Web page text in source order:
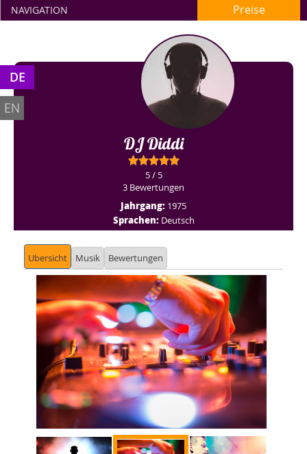
NAVIGATION Preise
DE
EN
DJ Diddi
5 / 5
3 Bewertungen
Jahrgang: 1975
Sprachen: Deutsch
Ubersicht Musik Bewertungen